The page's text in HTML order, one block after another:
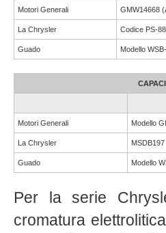
Motori Generali GMW14668
La Chrysler Codice PS-
Guado Modello
Motori Generali Modello
La Chrysler MSDB197
Guado Modello
Per la serie
cromatura